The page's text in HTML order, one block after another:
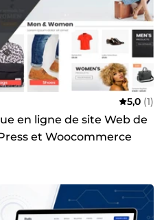
5,0 (1)
en ligne de site Web de
et Woocommerce